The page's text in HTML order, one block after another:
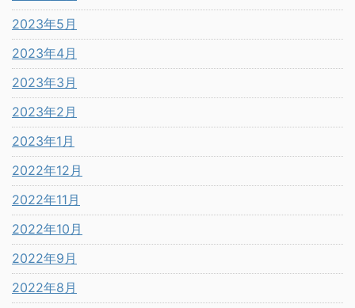
2023年5月
2023年4月
2023年3月
2023年2月
2023年1月
2022年12月
2022年11月
2022年10月
2022年9月
2022年8月